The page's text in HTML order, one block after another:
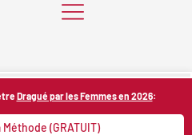
Dragué par les Femmes en 2026:
(GRATUIT)